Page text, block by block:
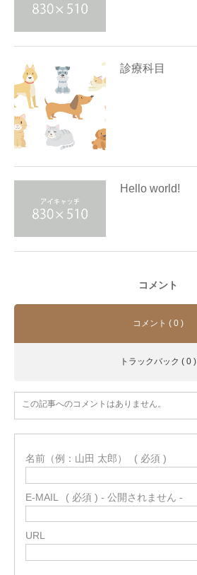
診療科目
Hello world!
コメント
コメント ( 0 )
トラックバック ( 0 )
この記事へのコメントはありません。
名前（例：山田 太郎） ( 必須 )
E-MAIL ( 必須 ) - 公開されません -
URL